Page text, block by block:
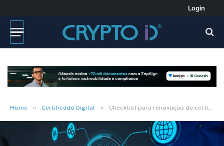
Login
Home » Certificado Digital » Checklist para renovação de certificados digitais: Evite interrupções no fim do ano